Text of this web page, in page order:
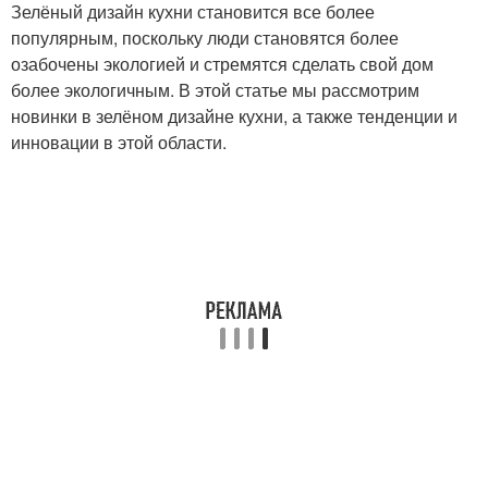
Зелёный дизайн кухни становится все более
популярным, поскольку люди становятся более
озабочены экологией и стремятся сделать свой дом
более экологичным. В этой статье мы рассмотрим
новинки в зелёном дизайне кухни, а также тенденции и
инновации в этой области.